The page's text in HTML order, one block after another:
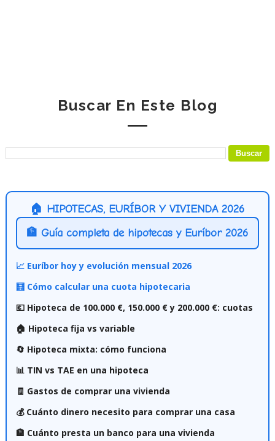
Buscar En Este Blog
🏠 HIPOTECAS, EURÍBOR Y VIVIENDA 2026
🏦 Guía completa de hipotecas y Euríbor 2026
📈 Euríbor hoy y evolución mensual 2026
🧮 Cómo calcular una cuota hipotecaria
💶 Hipoteca de 100.000 €, 150.000 € y 200.000 €: cuotas
🏠 Hipoteca fija vs variable
🔄 Hipoteca mixta: cómo funciona
📊 TIN vs TAE en una hipoteca
🧾 Gastos de comprar una vivienda
💰 Cuánto dinero necesito para comprar una casa
🏦 Cuánto presta un banco para una vivienda